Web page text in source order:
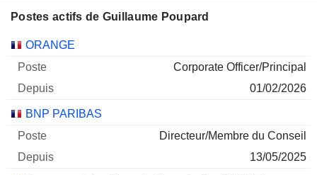
Postes actifs de Guillaume Poupard
Sociétés Poste
ORANGE
Corporate Officer/Principal
01/02/2026
BNP PARIBAS
Directeur/Membre du Conseil
13/05/2025